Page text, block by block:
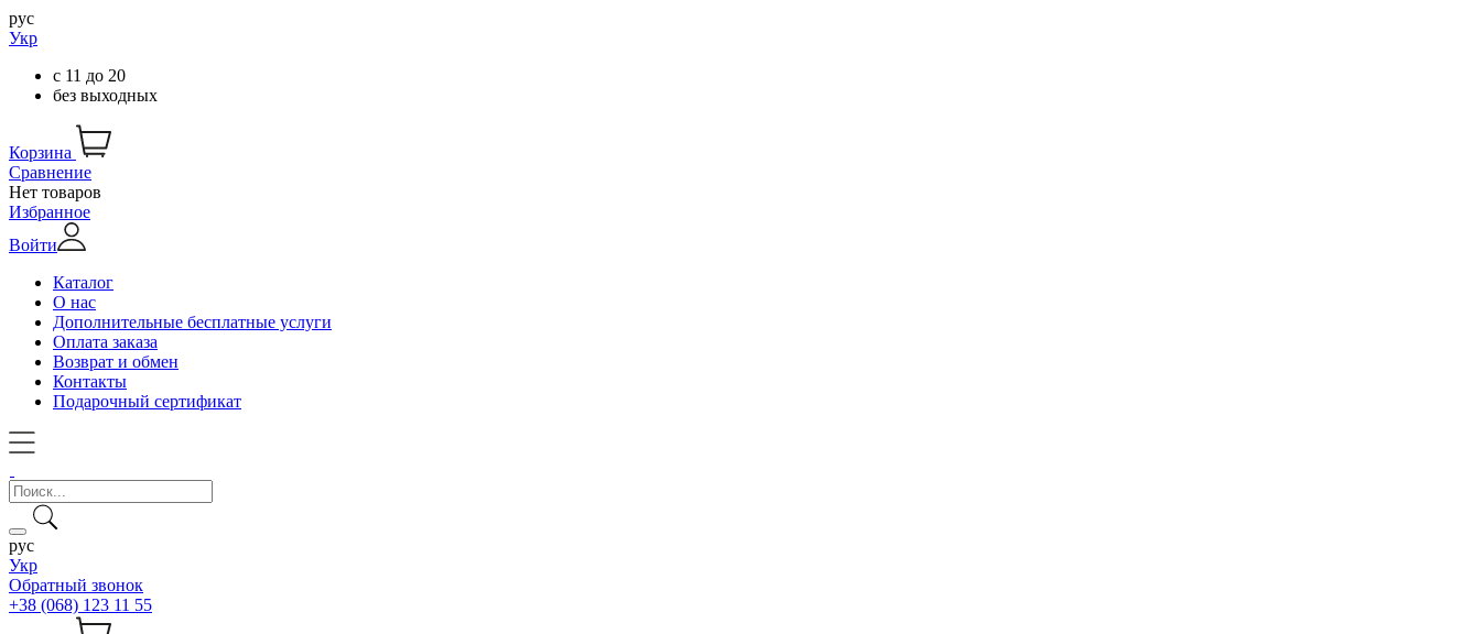
рус
Укр
с 11 до 20
без выходных
Корзина
Сравнение
Нет товаров
Избранное
Войти
Каталог
О нас
Дополнительные бесплатные услуги
Оплата заказа
Возврат и обмен
Контакты
Подарочный сертификат
рус
Укр
Обратный звонок
+38 (068) 123 11 55